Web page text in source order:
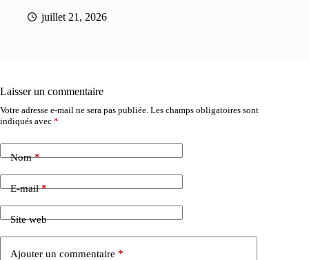
juillet 21, 2026
Laisser un commentaire
Votre adresse e-mail ne sera pas publiée. Les champs obligatoires sont
indiqués avec *
Nom*
E-mail*
Site web
Ajouter un commentaire *